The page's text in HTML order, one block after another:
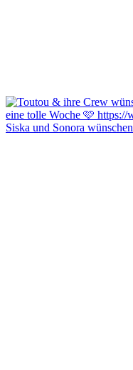
Siska und Sonora